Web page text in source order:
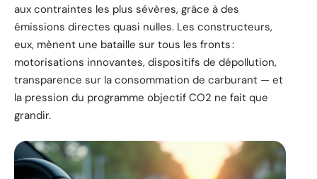
aux contraintes les plus sévères, grâce à des
émissions directes quasi nulles. Les constructeurs,
eux, mènent une bataille sur tous les fronts :
motorisations innovantes, dispositifs de dépollution,
transparence sur la consommation de carburant — et
la pression du programme objectif CO2 ne fait que
grandir.